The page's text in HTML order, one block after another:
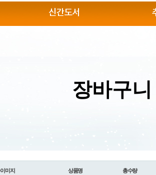
장바구니
미지 상품명 총수량